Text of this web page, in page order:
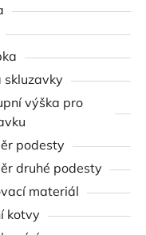
skluzavky
výška pro
podesty
druhé podesty
materiál
kotvy